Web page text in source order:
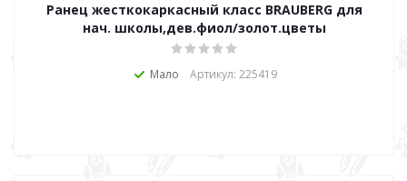
Ранец жесткокаркасный класс BRAUBERG для
нач. школы,дев.фиол/золот.цветы
Мало Артикул: 225419